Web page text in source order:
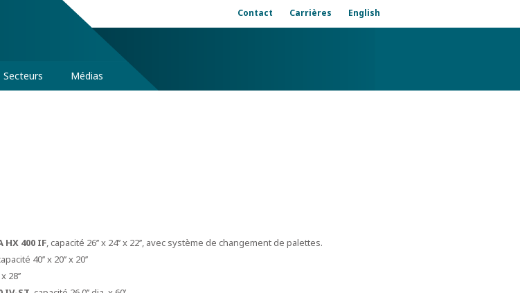
Contact Carrières English
Secteurs Médias
HX 400 IF, capacité 26’’ x 24’’ x 22’’, avec système de changement de palettes.
40’’ x 20’’ x 20’’
28’’